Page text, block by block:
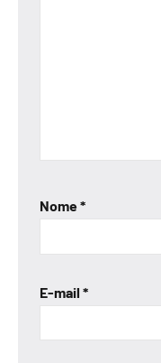
Nome*
E-mail *